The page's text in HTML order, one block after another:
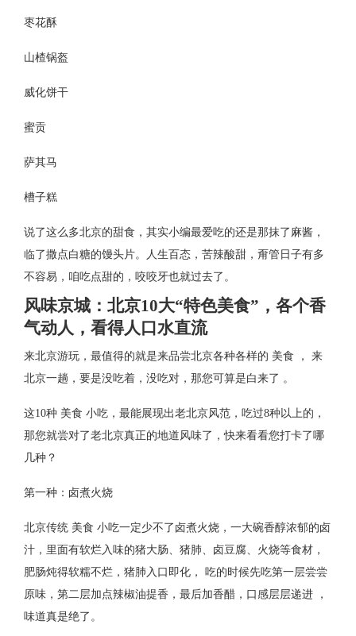
枣花酥
山楂锅盔
威化饼干
蜜贡
萨其马
槽子糕
说了这么多北京的甜食，其实小编最爱吃的还是那抹了麻酱，
临了撒点白糖的馒头片。人生百态，苦辣酸甜，甭管日子有多
不容易，咱吃点甜的，咬咬牙也就过去了。
风味京城：北京10大“特色美食”，各个香
气动人，看得人口水直流
来北京游玩，最值得的就是来品尝北京各种各样的 美食 ， 来
北京一趟，要是没吃着，没吃对，那您可算是白来了 。
这10种 美食 小吃，最能展现出老北京风范，吃过8种以上的，
那您就尝对了老北京真正的地道风味了，快来看看您打卡了哪
几种？
第一种：卤煮火烧
北京传统 美食 小吃一定少不了卤煮火烧，一大碗香醇浓郁的卤
汁，里面有软烂入味的猪大肠、猪肺、卤豆腐、火烧等食材，
肥肠炖得软糯不烂，猪肺入口即化， 吃的时候先吃第一层尝尝
原味，第二层加点辣椒油提香，最后加香醋，口感层层递进 ，
味道真是绝了。